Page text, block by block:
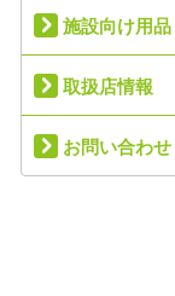
施設向け用品
取扱店情報
お問い合わせ